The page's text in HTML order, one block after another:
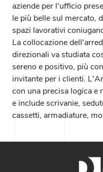
aziende per l'ufficio
le più belle sul mercato,
spazi lavorativi
La collocazione
direzionali va studiata
sereno e positivo, più
invitante per i clienti.
con una precisa logica e
e include scrivanie,
cassetti, armadiature,